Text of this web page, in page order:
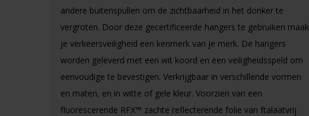
andere buitenspullen om de zichtbaarheid in het donker te
vergroten. Door deze gecertificeerde hangers te gebruiken maak
je verkeersveiligheid een kenmerk van je merk. De hangers
worden geleverd met een wit koord en een veiligheidsspeld om
eenvoudige te bevestigen. Verkrijgbaar in verschillende vormen
en maten, en in witte of gele kleur. Voorzien van een
fluorescerende RFX™ zachte reflecterende folie van ftalaatvrij